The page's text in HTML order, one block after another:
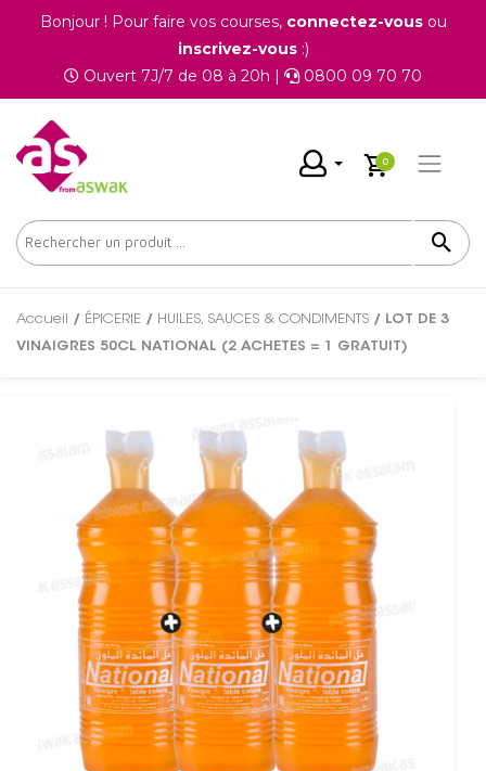
Bonjour ! Pour faire vos courses, connectez-vousou
inscrivez-vous:)
Ouvert 7J/7 de 08 à 20h |
0800 09 70 70
0
Accueil / ÉPICERIE / HUILES, SAUCES & CONDIMENTS / LOT DE 3
VINAIGRES 50CL NATIONAL (2 ACHETES = 1 GRATUIT)